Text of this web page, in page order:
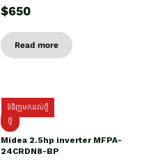
$650
Read more
ទំនិញមកដល់ថ្មី
ថ្មី
Midea 2.5hp​ inverter MFPA-
24CRDN8-BP